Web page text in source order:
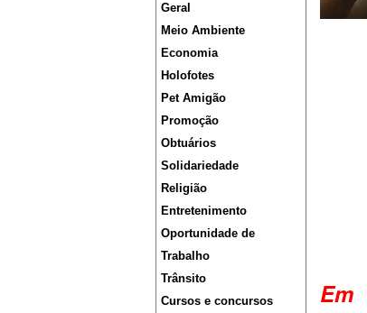
Geral
Meio Ambiente
Economia
Holofotes
Pet Amigão
Promoção
Obtuários
Solidariedade
Religião
Entretenimento
Oportunidade de
Trabalho
Trânsito
Cursos e concursos
Em